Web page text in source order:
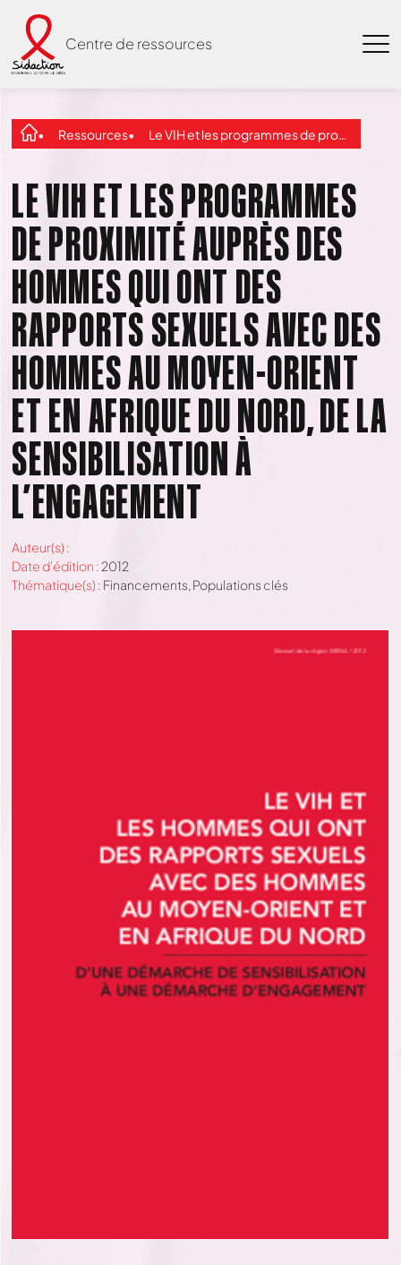
Centre de ressources
Ressources Le VIH et les programmes de proximité auprès des hommes qui ont des rapports sexuels avec des hommes au Moyen-Orient et en Afrique du Nord, de la sensibilisation à l’engagement
LE VIH ET LES PROGRAMMES
DE PROXIMITÉ AUPRÈS DES
HOMMES QUI ONT DES
RAPPORTS SEXUELS AVEC DES
HOMMES AU MOYEN-ORIENT
ET EN AFRIQUE DU NORD, DE LA
SENSIBILISATION À
L’ENGAGEMENT
Auteur(s) :
Date d'édition : 2012
Thématique(s) : Financements, Populations clés